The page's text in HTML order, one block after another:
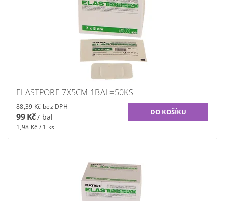
ELASTPORE 7X5CM 1BAL=50KS
88,39 Kč bez DPH
99 Kč/ bal
1,98 Kč / 1 ks